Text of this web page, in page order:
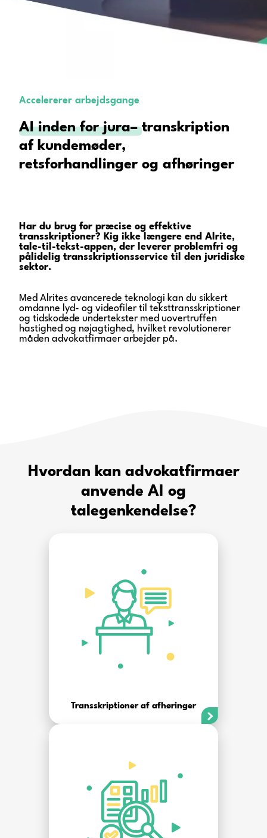
Accelererer arbejdsgange
AI inden for jura–transkription
af kundemøder,
retsforhandlinger og afhøringer
Har du brug for præcise og effektive
transskriptioner? Kig ikke længere end Alrite,
tale-til-tekst-appen, der leverer problemfri og
pålidelig transskriptionsservice til den juridiske
sektor.
Med Alrites avancerede teknologi kan du sikkert
omdanne lyd- og videofiler til teksttransskriptioner
og tidskodede undertekster med uovertruffen
hastighed og nøjagtighed, hvilket revolutionerer
måden advokatfirmaer arbejder på.
Hvordan kan advokatfirmaer
anvende AI og
talegenkendelse?
Transskriptioner af afhøringer